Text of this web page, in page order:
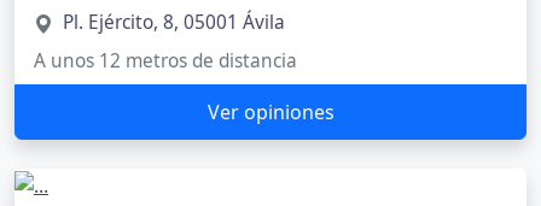
Pl. Ejército, 8, 05001 Ávila
A unos 12 metros de distancia
Ver opiniones